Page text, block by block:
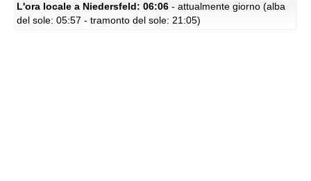
L'ora locale a Niedersfeld: 06:06 - attualmente giorno (alba
del sole: 05:57 - tramonto del sole: 21:05)